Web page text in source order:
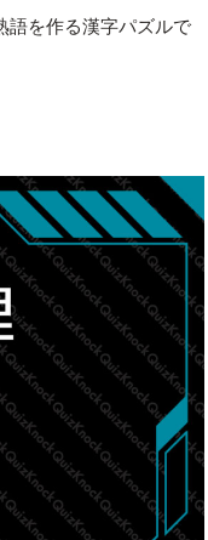
語を作る漢字パズルで